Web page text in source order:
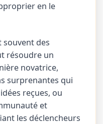
en le
souvent des
résoudre un
novatrice,
surprenantes qui
reçues, ou
et
les déclencheurs